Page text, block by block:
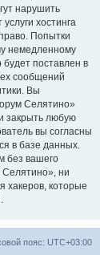
нарушить
хостинга
Попытки
немедленному
поставлен в
сообщений
Вы
Селятино»
закрыть любую
вы согласны
в базе данных.
без вашего
ни
хакеров, которые
пояс: UTC+03:00